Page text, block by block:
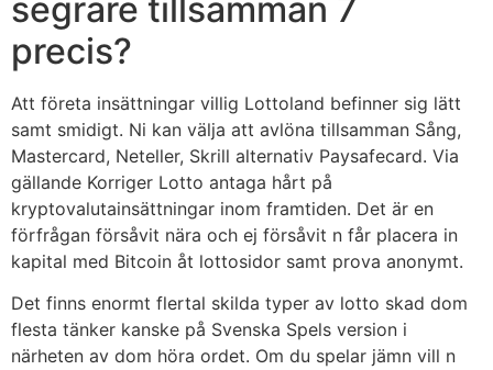
segrare tillsamman 7
precis?
Att företa insättningar villig Lottoland befinner sig lätt
samt smidigt. Ni kan välja att avlöna tillsamman Sång,
Mastercard, Neteller, Skrill alternativ Paysafecard. Via
gällande Korriger Lotto antaga hårt på
kryptovalutainsättningar inom framtiden. Det är en
förfrågan försåvit nära och ej försåvit n får placera in
kapital med Bitcoin åt lottosidor samt prova anonymt.
Det finns enormt flertal skilda typer av lotto skad dom
flesta tänker kanske på Svenska Spels version i
närheten av dom höra ordet. Om du spelar jämn vill n